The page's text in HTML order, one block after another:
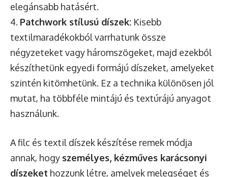
elegánsabb hatásért.
4. Patchwork stílusú díszek: Kisebb
textilmaradékokból varrhatunk össze
négyzeteket vagy háromszögeket, majd ezekből
készíthetünk egyedi formájú díszeket, amelyeket
szintén kitömhetünk. Ez a technika különösen jól
mutat, ha többféle mintájú és textúrájú anyagot
használunk.
A filc és textil díszek készítése remek módja
annak, hogy személyes, kézműves karácsonyi
díszeket hozzunk létre, amelyek melegséget és